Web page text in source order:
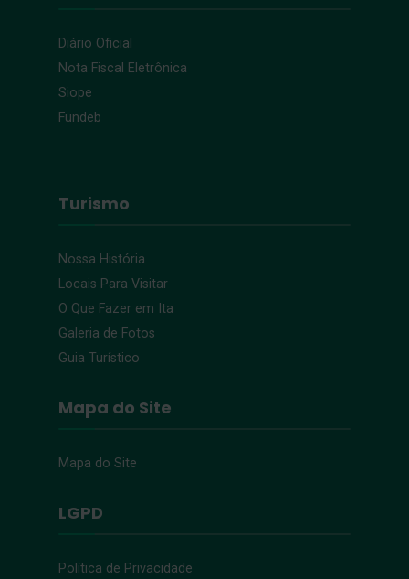
Diário Oficial
Nota Fiscal Eletrônica
Siope
Fundeb
Turismo
Nossa História
Locais Para Visitar
O Que Fazer em Ita
Galeria de Fotos
Guia Turístico
Mapa do Site
Mapa do Site
LGPD
Política de Privacidade